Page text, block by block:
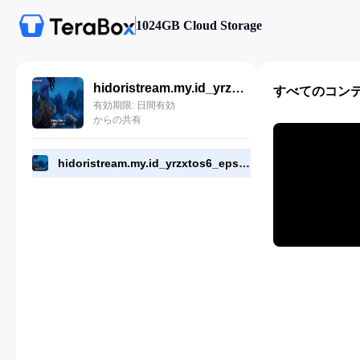
1024GB Cloud Storage
hidoristream.my.id_yrzxtos6_eps_13.mp4
有効期限: 日間有効
からの共有
hidoristream.my.id_yrzxtos6_eps_13.mp4
すべてのコン